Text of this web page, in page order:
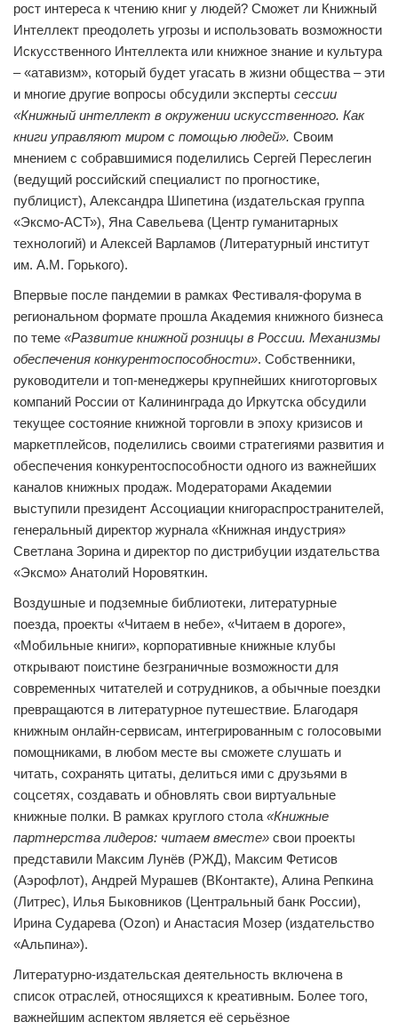
рост интереса к чтению книг у людей? Сможет ли Книжный
Интеллект преодолеть угрозы и использовать возможности
Искусственного Интеллекта или книжное знание и культура
– «атавизм», который будет угасать в жизни общества – эти
и многие другие вопросы обсудили эксперты сессии
«Книжный интеллект в окружении искусственного. Как
книги управляют миром с помощью людей». Своим
мнением с собравшимися поделились Сергей Переслегин
(ведущий российский специалист по прогностике,
публицист), Александра Шипетина (издательская группа
«Эксмо-АСТ»), Яна Савельева (Центр гуманитарных
технологий) и Алексей Варламов (Литературный институт
им. А.М. Горького).
Впервые после пандемии в рамках Фестиваля-форума в
региональном формате прошла Академия книжного бизнеса
по теме «Развитие книжной розницы в России. Механизмы
обеспечения конкурентоспособности». Собственники,
руководители и топ-менеджеры крупнейших книготорговых
компаний России от Калининграда до Иркутска обсудили
текущее состояние книжной торговли в эпоху кризисов и
маркетплейсов, поделились своими стратегиями развития и
обеспечения конкурентоспособности одного из важнейших
каналов книжных продаж. Модераторами Академии
выступили президент Ассоциации книгораспространителей,
генеральный директор журнала «Книжная индустрия»
Светлана Зорина и директор по дистрибуции издательства
«Эксмо» Анатолий Норовяткин.
Воздушные и подземные библиотеки, литературные
поезда, проекты «Читаем в небе», «Читаем в дороге»,
«Мобильные книги», корпоративные книжные клубы
открывают поистине безграничные возможности для
современных читателей и сотрудников, а обычные поездки
превращаются в литературное путешествие. Благодаря
книжным онлайн-сервисам, интегрированным с голосовыми
помощниками, в любом месте вы сможете слушать и
читать, сохранять цитаты, делиться ими с друзьями в
соцсетях, создавать и обновлять свои виртуальные
книжные полки. В рамках круглого стола «Книжные
партнерства лидеров: читаем вместе» свои проекты
представили Максим Лунёв (РЖД), Максим Фетисов
(Аэрофлот), Андрей Мурашев (ВКонтакте), Алина Репкина
(Литрес), Илья Быковников (Центральный банк России),
Ирина Сударева (Ozon) и Анастасия Мозер (издательство
«Альпина»).
Литературно-издательская деятельность включена в
список отраслей, относящихся к креативным. Более того,
важнейшим аспектом является её серьёзное